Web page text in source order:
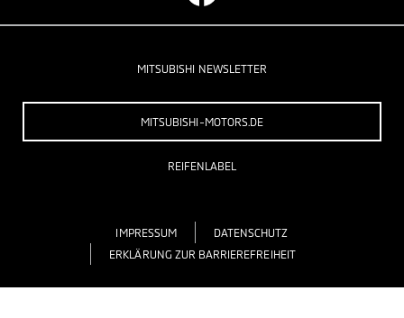
MITSUBISHI NEWSLETTER
MITSUBISHI-MOTORS.DE
REIFENLABEL
IMPRESSUM
DATENSCHUTZ
ERKLÄRUNG ZUR BARRIEREFREIHEIT